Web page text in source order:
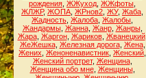
рождения ЖЖуход ЖЖфоты
ЖЛЖР, ЖОПА ЖРнов2 ЖУ, Жаба
Жадность Жалоба Жалобы
Жандармы, Жанна, Жанр, Жанры,
Жара, Жаргон, Жариков, Жванецкий,
ЖеЖешка, Железная дорога, Жена,
Жених Женоненавистник Женский
Женский портрет, Женщина,
Женщина обо мне, Женщины,